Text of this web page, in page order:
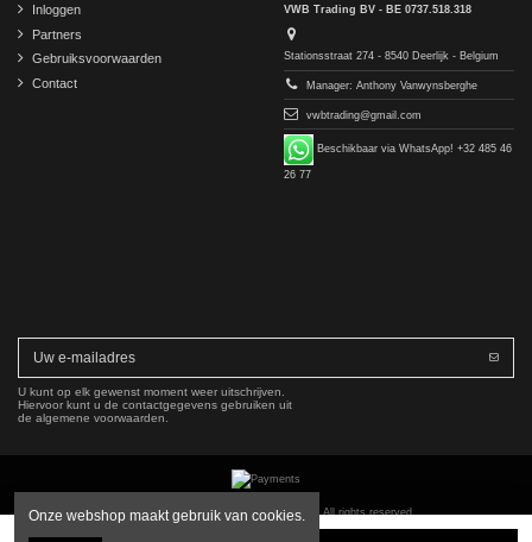
Inloggen
Partners
Gebruiksvoorwaarden
Contact
VWB Trading BV - BE 0737.518.318
Stationsstraat 274 - 8540 Deerlijk - Belgium
Manager: Anthony Vanwynsberghe
vwbtrading@gmail.com
Beschikbaar via WhatsApp! +32 485 46
26 77
U kunt op elk gewenst moment weer uitschrijven.
Hiervoor kunt u de contactgegevens gebruiken uit
de algemene voorwaarden.
Copyright © 2016-2026 VWB Trading BV. All rights reserved.
Onze webshop maakt gebruik van cookies.